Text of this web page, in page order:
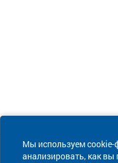
Мы используем
анализировать, как вы